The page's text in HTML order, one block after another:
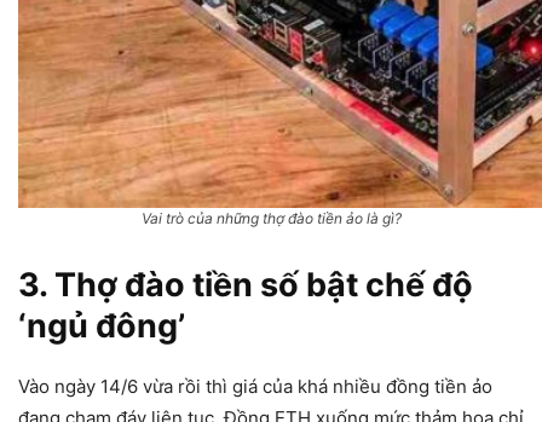
Vai trò của những thợ đào tiền ảo là gì?
3. Thợ đào tiền số bật chế độ
‘ngủ đông’
Vào ngày 14/6 vừa rồi thì giá của khá nhiều đồng tiền ảo
đang chạm đáy liên tục, Đồng ETH xuống mức thảm họa chỉ